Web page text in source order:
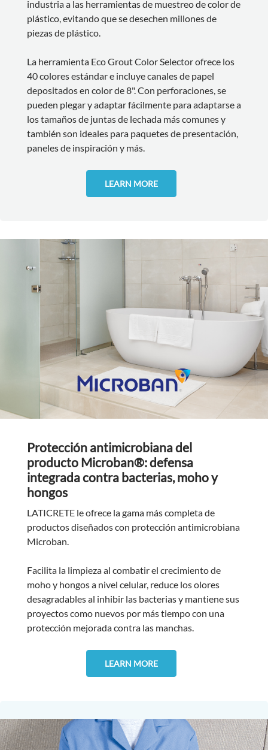
industria a las herramientas de muestreo de color de
plástico, evitando que se desechen millones de
piezas de plástico.
La herramienta Eco Grout Color Selector ofrece los
40 colores estándar e incluye canales de papel
depositados en color de 8". Con perforaciones, se
pueden plegar y adaptar fácilmente para adaptarse a
los tamaños de juntas de lechada más comunes y
también son ideales para paquetes de presentación,
paneles de inspiración y más.
LEARN MORE
Protección antimicrobiana del
producto Microban®: defensa
integrada contra bacterias, moho y
hongos
LATICRETE le ofrece la gama más completa de
productos diseñados con protección antimicrobiana
Microban.
Facilita la limpieza al combatir el crecimiento de
moho y hongos a nivel celular, reduce los olores
desagradables al inhibir las bacterias y mantiene sus
proyectos como nuevos por más tiempo con una
protección mejorada contra las manchas.
LEARN MORE